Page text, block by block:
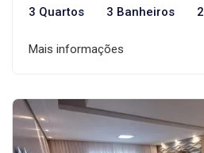
3 Quartos 3 Banheiros
Mais informações